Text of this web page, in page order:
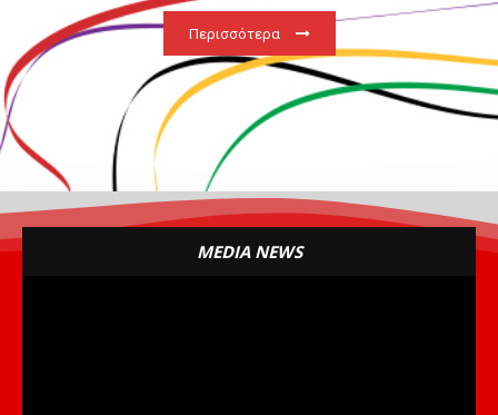
Περισσότερα
MEDIA NEWS